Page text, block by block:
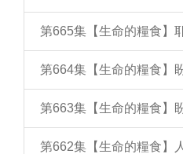
第665集【生命的糧食】
第664集【生命的糧食】
第663集【生命的糧食】
第662集【生命的糧食】